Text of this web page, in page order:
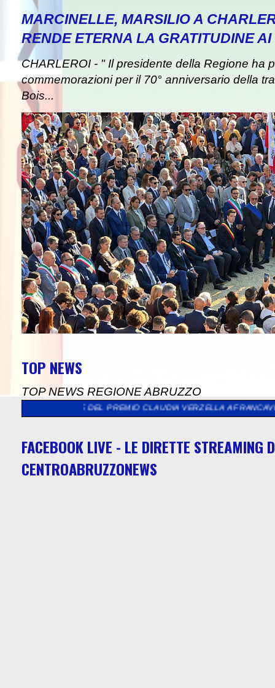
MARCINELLE, MARSILIO A
RENDE ETERNA LA GRATITUDINE
CHARLEROI - " Il presidente della Regione ha
commemorazioni per il 70° anniversario della
Bois...
TOP NEWS
TOP NEWS REGIONE ABRUZZO
DEL PREMIO CLAUDIA VERZELLA A FRANCAVILLA AL MARE >>
FACEBOOK LIVE - LE DIRETTE STREAMING
CENTROABRUZZONEWS